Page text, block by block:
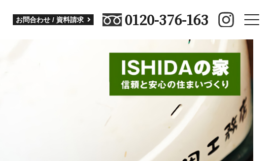
お問合わせ / 資料請求 0120-376-163
toggle